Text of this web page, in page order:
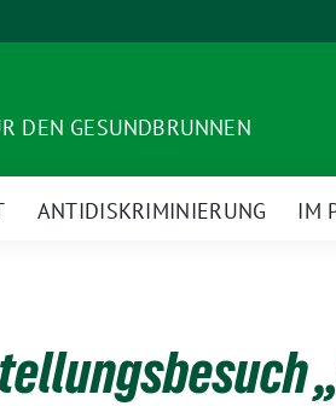
DEN GESUNDBRUNNEN
ANTIDISKRIMINIERUNG IM